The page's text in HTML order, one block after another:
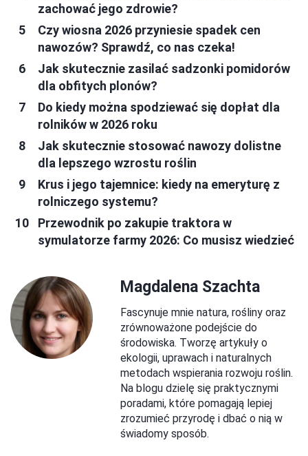
zachować jego zdrowie?
Czy wiosna 2026 przyniesie spadek cen
nawozów? Sprawdź, co nas czeka!
Jak skutecznie zasilać sadzonki pomidorów
dla obfitych plonów?
Do kiedy można spodziewać się dopłat dla
rolników w 2026 roku
Jak skutecznie stosować nawozy dolistne
dla lepszego wzrostu roślin
Krus i jego tajemnice: kiedy na emeryturę z
rolniczego systemu?
Przewodnik po zakupie traktora w
symulatorze farmy 2026: Co musisz wiedzieć
Magdalena Szachta
Fascynuje mnie natura, rośliny oraz
zrównoważone podejście do
środowiska. Tworzę artykuły o
ekologii, uprawach i naturalnych
metodach wspierania rozwoju roślin.
Na blogu dzielę się praktycznymi
poradami, które pomagają lepiej
zrozumieć przyrodę i dbać o nią w
świadomy sposób.